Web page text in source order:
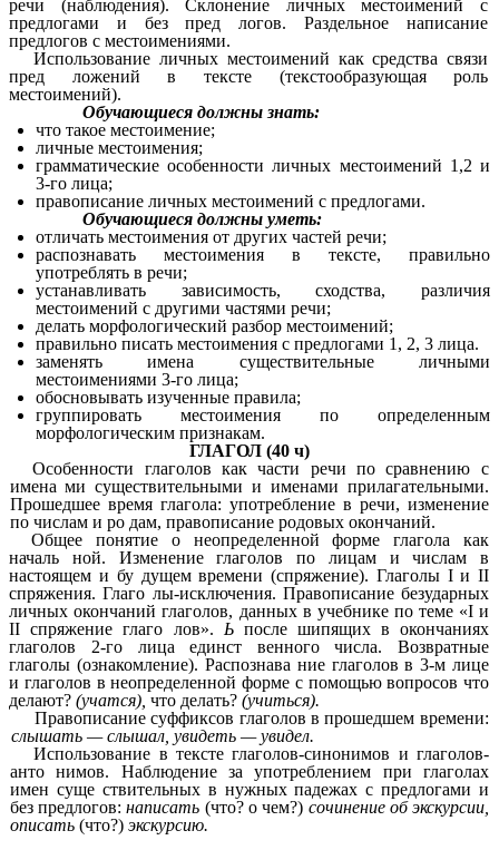
речи (наблюдения). Склонение личных местоимений с
предлогами и без пред логов. Раздельное написание
предлогов с местоимениями.
Использование личных местоимений как средства связи
пред ложений в тексте (текстообразующая роль
местоимений).
Обучающиеся должны знать:
что такое местоимение;
личные местоимения;
грамматические особенности личных местоимений 1,2 и
3-го лица;
правописание личных местоимений с предлогами.
Обучающиеся должны уметь:
отличать местоимения от других частей речи;
распознавать местоимения в тексте, правильно
употреблять в речи;
устанавливать зависимость, сходства, различия
местоимений с другими частями речи;
делать морфологический разбор местоимений;
правильно писать местоимения с предлогами 1, 2, 3 лица.
заменять имена существительные личными
местоимениями 3-го лица;
обосновывать изученные правила;
группировать местоимения по определенным
морфологическим признакам.
ГЛАГОЛ (40 ч)
Особенности глаголов как части речи по сравнению с
имена ми существительными и именами прилагательными.
Прошедшее время глагола: употребление в речи, изменение
по числам и ро дам, правописание родовых окончаний.
Общее понятие о неопределенной форме глагола как
началь ной. Изменение глаголов по лицам и числам в
настоящем и бу дущем времени (спряжение). Глаголы I и II
спряжения. Глаго лы-исключения. Правописание безударных
личных окончаний глаголов, данных в учебнике по теме «I и
II спряжение глаго лов». Ь после шипящих в окончаниях
глаголов 2-го лица единст венного числа. Возвратные
глаголы (ознакомление). Распознава ние глаголов в 3-м лице
и глаголов в неопределенной форме с помощью вопросов что
делают?(учатся),что делать?(учиться).
Правописание суффиксов глаголов в прошедшем времени:
слышать — слышал, увидеть — увидел.
Использование в тексте глаголов-синонимов и глаголов-
анто нимов. Наблюдение за употреблением при глаголах
имен суще ствительных в нужных падежах с предлогами и
без предлогов:написать (что? о чем?) сочинение об экскурсии,
описать (что?) экскурсию.